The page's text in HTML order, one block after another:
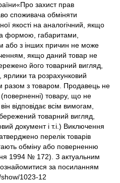
захист прав
споживача обміняти
якості на аналогічний, якщо
формою, габаритами,
або з інших причин не може
якщо даний товар не
його товарний вигляд,
ярлики та розрахунковий
разом з товаром. Продавець не
товару, що не
відповідає всім вимогам,
товарний вигляд,
документ і т.і.) Виключення
перелік товарів
обміну або поверненню
1994 № 172). З актуальним
за посиланням
1023-12